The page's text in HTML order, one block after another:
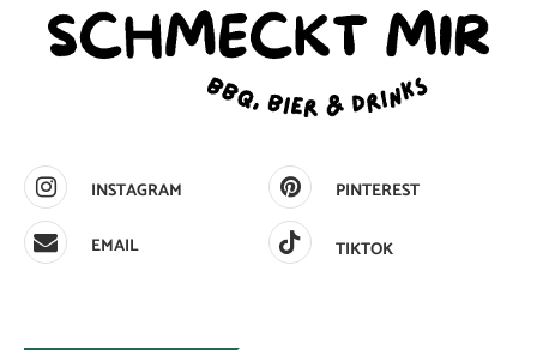
INSTAGRAM
PINTEREST
EMAIL
TIKTOK